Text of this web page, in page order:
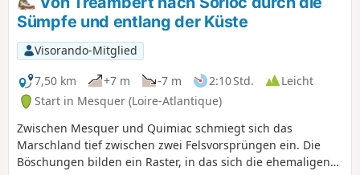
Domestizierung durch den Menschen, mit
Salzwiesen und Austernparks, nicht zu
vergessen die emblematischen
Fischerhütten.
Sümpfe und entlang der Küste
Visorando-Mitglied
7,50 km
+7 m -7 m 2:10 Std.
Leicht
Start in Mesquer (Loire-Atlantique)
Zwischen Mesquer und Quimiac schmiegt sich das
Marschland tief zwischen zwei Felsvorsprüngen ein. Die
Böschungen bilden ein Raster, in das sich die ehemaligen